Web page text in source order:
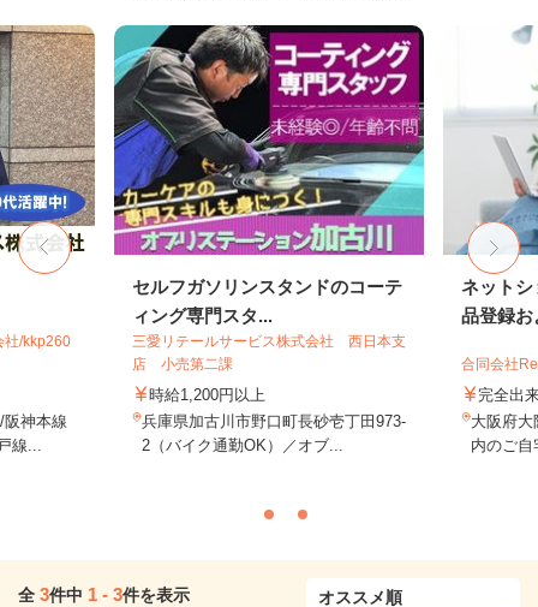
社/kkp260
神本線
線...
セルフガソリンスタンドのコーテ
ィング専門スタ...
三愛リテールサービス株式会社 西日本支
店 小売第二課
時給1,200円以上
兵庫県加古川市野口町長砂壱丁田973-
2（バイク通勤OK）／オブ...
ネットシ
品登録お
合同会社
完全出
大阪府大
内のご
全 3件中 1 - 3件を表示